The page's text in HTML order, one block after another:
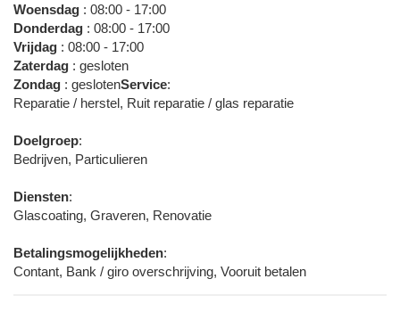
Woensdag : 08:00 - 17:00
Donderdag : 08:00 - 17:00
Vrijdag : 08:00 - 17:00
Zaterdag : gesloten
Zondag : geslotenService:
Reparatie / herstel, Ruit reparatie / glas reparatie
Doelgroep:
Bedrijven, Particulieren
Diensten:
Glascoating, Graveren, Renovatie
Betalingsmogelijkheden:
Contant, Bank / giro overschrijving, Vooruit betalen